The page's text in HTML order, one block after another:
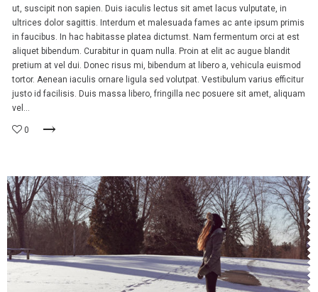
ut, suscipit non sapien. Duis iaculis lectus sit amet lacus vulputate, in
ultrices dolor sagittis. Interdum et malesuada fames ac ante ipsum primis
in faucibus. In hac habitasse platea dictumst. Nam fermentum orci at est
aliquet bibendum. Curabitur in quam nulla. Proin at elit ac augue blandit
pretium at vel dui. Donec risus mi, bibendum at libero a, vehicula euismod
tortor. Aenean iaculis ornare ligula sed volutpat. Vestibulum varius efficitur
justo id facilisis. Duis massa libero, fringilla nec posuere sit amet, aliquam
vel...
0